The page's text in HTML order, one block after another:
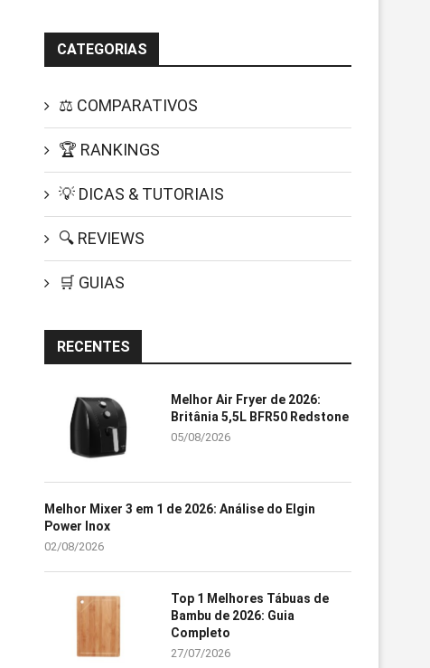
CATEGORIAS
⚖️ COMPARATIVOS
🏆 RANKINGS
💡 DICAS & TUTORIAIS
🔍 REVIEWS
🛒 GUIAS
RECENTES
Melhor Air Fryer de 2026:
Britânia 5,5L BFR50 Redstone
05/08/2026
Melhor Mixer 3 em 1 de 2026: Análise do Elgin
Power Inox
02/08/2026
Top 1 Melhores Tábuas de
Bambu de 2026: Guia
Completo
27/07/2026